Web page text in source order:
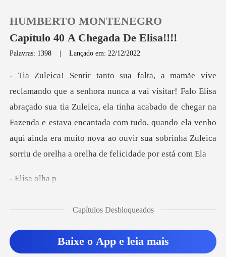
0
Loja
HUMBERTO MONTENEGRO
Capítulo 40 A Chegada De Elisa!!!!
Palavras: 1398 |Lançado em: 22/12/2022
braçado sua tia Zuleica, ela tinha acabado de chegar na
Fazenda e estava encantada com tudo, quando ela venho
isa
Capítulos Desbloqueados
Baixe o App e leia mais